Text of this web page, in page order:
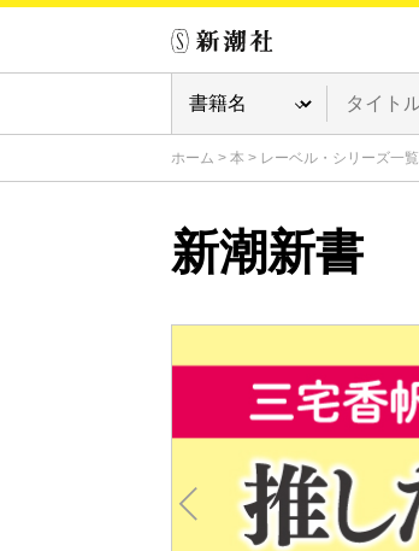
ホーム > 本 > レーベル・シリーズ一覧
新潮新書